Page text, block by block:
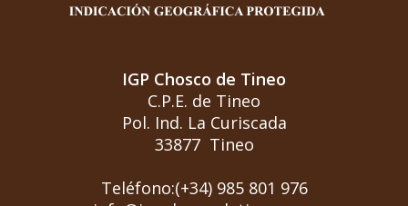
IGP Chosco de Tineo
C.P.E. de Tineo
Pol. Ind. La Curiscada
33877 Tineo
Teléfono:(+34) 985 801 976